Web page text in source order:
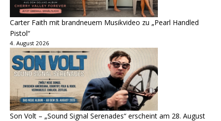
Carter Faith mit brandneuem Musikvideo zu „Pearl Handled
Pistol“
4. August 2026
Son Volt – „Sound Signal Serenades“ erscheint am 28. August